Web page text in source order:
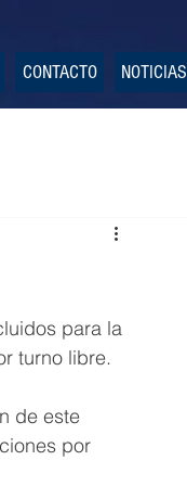
CONTACTO NOTICIAS
para la
turno libre.
de este
por